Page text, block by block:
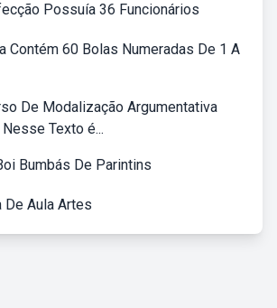
Possuía 36 Funcionários
Contém 60 Bolas Numeradas De 1 A
De Modalização Argumentativa
Texto é...
Bumbás De Parintins
De Aula Artes